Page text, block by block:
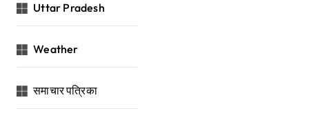
Uttar Pradesh
Weather
समाचार पत्रिका